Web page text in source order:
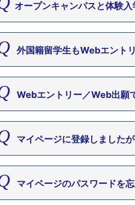
オープンキャンパスと体験
外国籍留学生もWebエント
Webエントリー／Web出願
マイページに登録しました
マイページのパスワードを